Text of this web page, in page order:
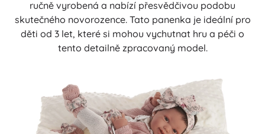
ručně vyrobená a nabízí přesvědčivou podobu
skutečného novorozence. Tato panenka je ideální pro
děti od 3 let, které si mohou vychutnat hru a péči o
tento detailně zpracovaný model.